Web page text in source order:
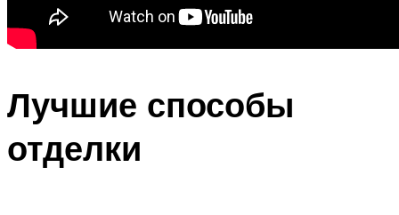
Лучшие способы
отделки